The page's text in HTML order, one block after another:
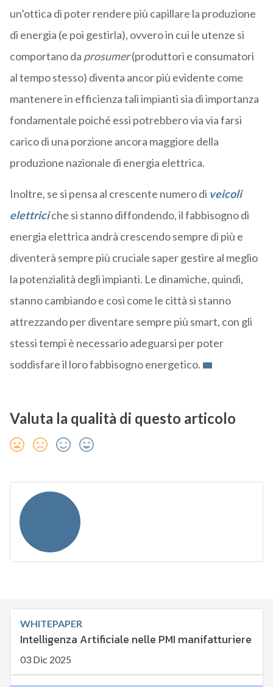
un’ottica di poter rendere più capillare la produzione
di energia (e poi gestirla), ovvero in cui le utenze si
comportano da prosumer(produttori e consumatori
al tempo stesso) diventa ancor più evidente come
mantenere in efficienza tali impianti sia di importanza
fondamentale poiché essi potrebbero via via farsi
carico di una porzione ancora maggiore della
produzione nazionale di energia elettrica.
Inoltre, se si pensa al crescente numero di veicoli
elettriciche si stanno diffondendo, il fabbisogno di
energia elettrica andrà crescendo sempre di più e
diventerà sempre più cruciale saper gestire al meglio
la potenzialità degli impianti. Le dinamiche, quindi,
stanno cambiando e così come le città si stanno
attrezzando per diventare sempre più smart, con gli
stessi tempi è necessario adeguarsi per poter
soddisfare il loro fabbisogno energetico.
Valuta la qualità di questo articolo
WHITEPAPER
Intelligenza Artificiale nelle PMI manifatturiere
03 Dic 2025